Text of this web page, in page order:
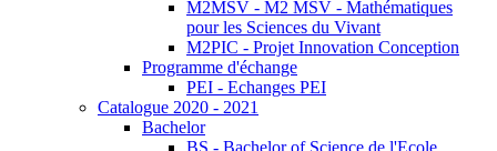
M2MSV - M2 MSV - Mathématiques
pour les Sciences du Vivant
M2PIC - Projet Innovation Conception
Programme d'échange
PEI - Echanges PEI
Catalogue 2020 - 2021
Bachelor
BS - Bachelor of Science de l'Ecole